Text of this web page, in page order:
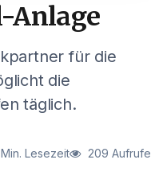
Anlage
für die
die
täglich.
Lesezeit 209 Aufrufe